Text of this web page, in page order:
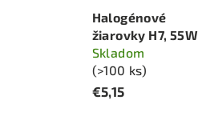
Halogénové
žiarovky H7, 55W
Skladom
(>100 ks)
€5,15